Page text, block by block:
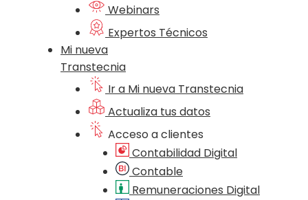
Webinars
Expertos Técnicos
Mi nueva
Transtecnia
Ir a Mi nueva Transtecnia
Actualiza tus datos
Acceso a clientes
Contabilidad Digital
Contable
Remuneraciones Digital